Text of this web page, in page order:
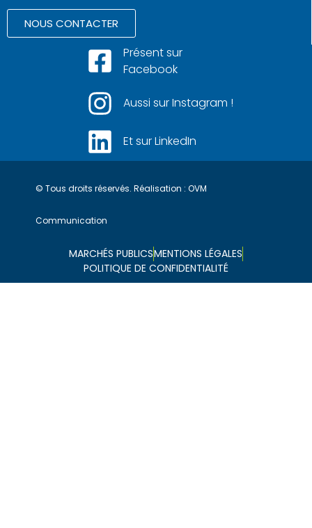
NOUS CONTACTER
Présent sur
Facebook
Aussi sur Instagram !
Et sur LinkedIn
© Tous droits réservés. Réalisation : OVM
Communication
MARCHÉS PUBLICSMENTIONS LÉGALES
POLITIQUE DE CONFIDENTIALITÉ